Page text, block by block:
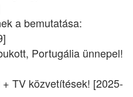
a bemutatása:
Portugália ünnepel!
TV közvetítések! [2025-